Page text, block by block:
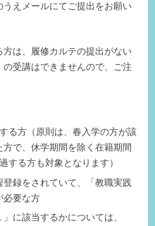
えメールにてご提出をお願い
は、履修カルテの提出がない
受講はできませんので、ご注
る方（原則は、春入学の方が該
で、休学期間を除く在籍期間
する方も対象となります）
録をされていて、「教職実践
必要な方
に該当するかについては、